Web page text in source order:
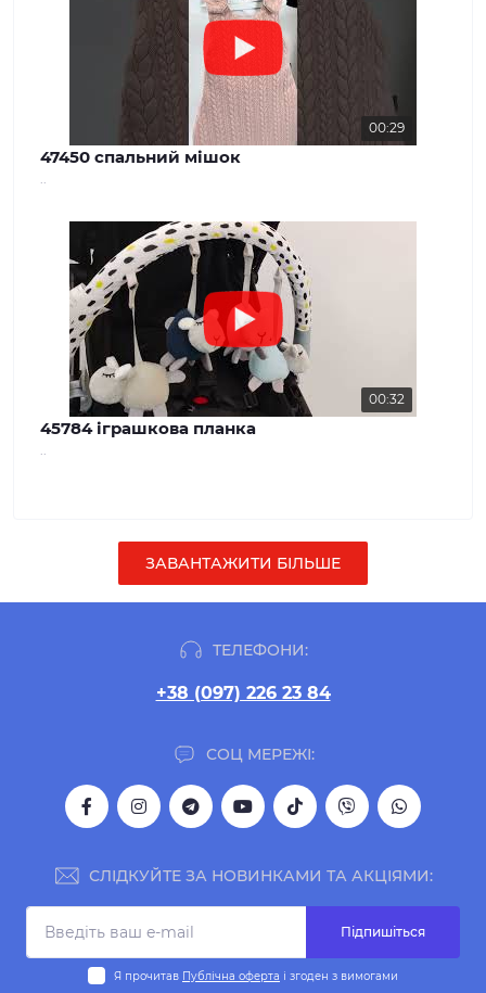
00:29
47450 спальний мішок
00:32
45784 іграшкова планка
ЗАВАНТАЖИТИ БІЛЬШЕ
ТЕЛЕФОНИ:
+38 (097) 226 23 84
СОЦ МЕРЕЖІ:
СЛІДКУЙТЕ ЗА НОВИНКАМИ ТА АКЦІЯМИ:
Підпишіться
Я прочитав Публічна оферта і згоден з вимогами